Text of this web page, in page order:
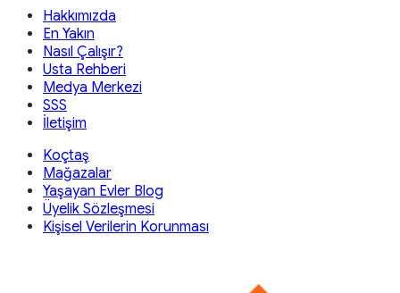
Hakkımızda
En Yakın
Nasıl Çalışır?
Usta Rehberi
Medya Merkezi
SSS
İletişim
Koçtaş
Mağazalar
Yaşayan Evler Blog
Üyelik Sözleşmesi
Kişisel Verilerin Korunması